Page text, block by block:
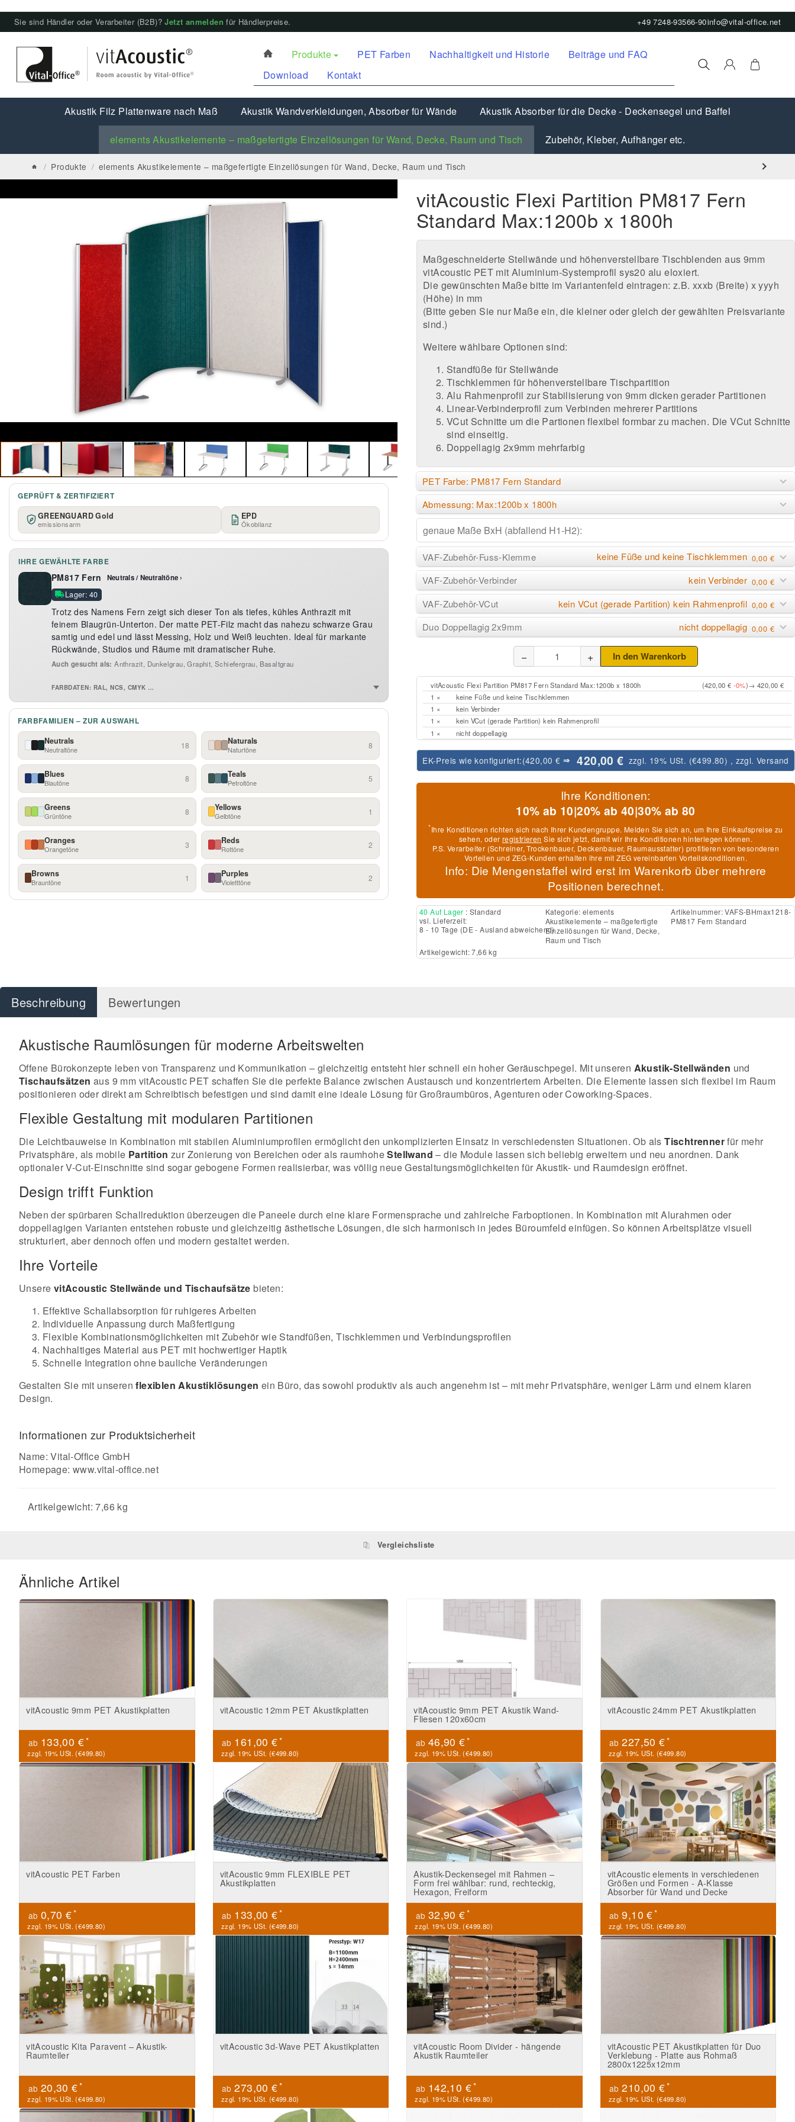
Sie sind Händler oder Verarbeiter (B2B)?Jetzt anmelden für Händlerpreise. +49 7248-93566-90info@vital-office.net
Produkte PET Farben Nachhaltigkeit und Historie
Beiträge und FAQ
Download
Kontakt
Akustik Filz Plattenware nach Maß Akustik Wandverkleidungen, Absorber für Wände Akustik Absorber für die Decke - Deckensegel und Baffel
elements Akustikelemente – maßgefertigte Einzellösungen für Wand, Decke, Raum und Tisch Zubehör, Kleber, Aufhänger etc.
/ Produkte / elements Akustikelemente – maßgefertigte Einzellösungen für Wand, Decke, Raum und Tisch
GEPRÜFT & ZERTIFIZIERT
GREENGUARD Gold
emissionsarm
EPD
Ökobilanz
IHRE GEWÄHLTE FARBE
PM817 Fern Neutrals / Neutraltöne ›
Lager: 40
Trotz des Namens Fern zeigt sich dieser Ton als tiefes, kühles Anthrazit mit
feinem Blaugrün-Unterton. Der matte PET-Filz macht das nahezu schwarze Grau
samtig und edel und lässt Messing, Holz und Weiß leuchten. Ideal für markante
Rückwände, Studios und Räume mit dramatischer Ruhe.
Auch gesucht als: Anthrazit, Dunkelgrau, Graphit, Schiefergrau, Basaltgrau
FARBDATEN: RAL, NCS, CMYK …
FARBFAMILIEN – ZUR AUSWAHL
Neutrals
Neutraltöne 18 Naturals
Naturtöne 8
Blues
Blautöne 8 Teals
Petroltöne 5
Greens
Grüntöne 8 Yellows
Gelbtöne 1
Oranges
Orangetöne 3 Reds
Rottöne 2
Browns
Brauntöne 1 Purples
Violetttöne 2
vitAcoustic Flexi Partition PM817 Fern
Standard Max:1200b x 1800h
Maßgeschneiderte Stellwände und höhenverstellbare Tischblenden aus 9mm
vitAcoustic PET mit Aluminium-Systemprofil sys20 alu eloxiert.
Die gewünschten Maße bitte im Variantenfeld eintragen: z.B. xxxb (Breite) x yyyh
(Höhe) in mm
(Bitte geben Sie nur Maße ein, die kleiner oder gleich der gewählten Preisvariante
sind.)
Weitere wählbare Optionen sind:
Standfüße für Stellwände
Tischklemmen für höhenverstellbare Tischpartition
Alu Rahmenprofil zur Stabilisierung von 9mm dicken gerader Partitionen
Linear-Verbinderprofil zum Verbinden mehrerer Partitions
VCut Schnitte um die Partionen flexibel formbar zu machen. Die VCut Schnitte
sind einseitig.
Doppellagig 2x9mm mehrfarbig
PET Farbe: PM817 Fern Standard
Abmessung: Max:1200b x 1800h
VAF-Zubehör-Fuss-Klemme keine Füße und keine Tischklemmen 0,00 €
VAF-Zubehör-Verbinder kein Verbinder 0,00 €
VAF-Zubehör-VCut kein VCut (gerade Partition) kein Rahmenprofil 0,00 €
Duo Doppellagig 2x9mm nicht doppellagig 0,00 €
vitAcoustic Flexi Partition PM817 Fern Standard Max:1200b x 1800h (420,00 € -0%)→ 420,00 €
1 ×
keine Füße und keine Tischklemmen
1 ×
kein Verbinder
1 ×
kein VCut (gerade Partition) kein Rahmenprofil
1 ×
nicht doppellagig
EK-Preis wie konfiguriert:(420,00 € ⇒ 420,00 € zzgl. 19% USt. (€499.80) , zzgl. Versand
− + In den Warenkorb
Ihre Konditionen:
10% ab 10|20% ab 40|30% ab 80
*Ihre Konditionen richten sich nach Ihrer Kundengruppe. Melden Sie sich an, um Ihre Einkaufspreise zu
sehen, oder registrieren Sie sich jetzt, damit wir Ihre Konditionen hinterlegen können.
P.S. Verarbeiter (Schreiner, Trockenbauer, Deckenbauer, Raumausstatter) profitieren von besonderen
Vorteilen und ZEG-Kunden erhalten ihre mit ZEG vereinbarten Vorteilskonditionen.
Info: Die Mengenstaffel wird erst im Warenkorb über mehrere
Positionen berechnet.
40 Auf Lager : Standard
vsl. Lieferzeit:
8 - 10 Tage (DE - Ausland abweichend)
Kategorie:elements
Akustikelemente – maßgefertigte
Einzellösungen für Wand, Decke,
Raum und Tisch
Artikelnummer: VAFS-BHmax1218-
PM817 Fern Standard
Artikelgewicht: 7,66 kg
Beschreibung Bewertungen
Akustische Raumlösungen für moderne Arbeitswelten
Offene Bürokonzepte leben von Transparenz und Kommunikation – gleichzeitig entsteht hier schnell ein hoher Geräuschpegel. Mit unseren Akustik-Stellwänden und
Tischaufsätzen aus 9 mm vitAcoustic PET schaffen Sie die perfekte Balance zwischen Austausch und konzentriertem Arbeiten. Die Elemente lassen sich flexibel im Raum
positionieren oder direkt am Schreibtisch befestigen und sind damit eine ideale Lösung für Großraumbüros, Agenturen oder Coworking-Spaces.
Flexible Gestaltung mit modularen Partitionen
Die Leichtbauweise in Kombination mit stabilen Aluminiumprofilen ermöglicht den unkomplizierten Einsatz in verschiedensten Situationen. Ob alsTischtrennerfür mehr
Privatsphäre, als mobile Partition zur Zonierung von Bereichen oder als raumhoheStellwand – die Module lassen sich beliebig erweitern und neu anordnen. Dank
optionaler V-Cut-Einschnitte sind sogar gebogene Formen realisierbar, was völlig neue Gestaltungsmöglichkeiten für Akustik- und Raumdesign eröffnet.
Design trifft Funktion
Neben der spürbaren Schallreduktion überzeugen die Paneele durch eine klare Formensprache und zahlreiche Farboptionen. In Kombination mit Alurahmen oder
doppellagigen Varianten entstehen robuste und gleichzeitig ästhetische Lösungen, die sich harmonisch in jedes Büroumfeld einfügen. So können Arbeitsplätze visuell
strukturiert, aber dennoch offen und modern gestaltet werden.
Ihre Vorteile
Unsere vitAcoustic Stellwände und Tischaufsätze bieten:
Effektive Schallabsorption für ruhigeres Arbeiten
Individuelle Anpassung durch Maßfertigung
Flexible Kombinationsmöglichkeiten mit Zubehör wie Standfüßen, Tischklemmen und Verbindungsprofilen
Nachhaltiges Material aus PET mit hochwertiger Haptik
Schnelle Integration ohne bauliche Veränderungen
Gestalten Sie mit unserenflexiblen Akustiklösungen ein Büro, das sowohl produktiv als auch angenehm ist – mit mehr Privatsphäre, weniger Lärm und einem klaren
Design.
Informationen zur Produktsicherheit
Name: Vital-Office GmbH
Homepage:www.vital-office.net
Artikelgewicht: 7,66 kg
Vergleichsliste
Ähnliche Artikel
vitAcoustic 9mm PET Akustikplatten
ab 133,00 €*
zzgl. 19% USt. (€499.80)
vitAcoustic 12mm PET Akustikplatten
ab 161,00 €*
zzgl. 19% USt. (€499.80)
vitAcoustic 9mm PET Akustik Wand-
Fliesen 120x60cm
ab 46,90 €*
zzgl. 19% USt. (€499.80)
vitAcoustic 24mm PET Akustikplatten
ab 227,50 €*
zzgl. 19% USt. (€499.80)
vitAcoustic PET Farben
ab 0,70 €*
zzgl. 19% USt. (€499.80)
vitAcoustic 9mm FLEXIBLE PET
Akustikplatten
ab 133,00 €*
zzgl. 19% USt. (€499.80)
Akustik-Deckensegel mit Rahmen –
Form frei wählbar: rund, rechteckig,
Hexagon, Freiform
ab 32,90 €*
zzgl. 19% USt. (€499.80)
vitAcoustic elements in verschiedenen
Größen und Formen - A-Klasse
Absorber für Wand und Decke
ab 9,10 €*
zzgl. 19% USt. (€499.80)
vitAcoustic Kita Paravent – Akustik-
Raumteiler
ab 20,30 €*
zzgl. 19% USt. (€499.80)
vitAcoustic 3d-Wave PET Akustikplatten
ab 273,00 €*
zzgl. 19% USt. (€499.80)
vitAcoustic Room Divider - hängende
Akustik Raumteiler
ab 142,10 €*
zzgl. 19% USt. (€499.80)
vitAcoustic PET Akustikplatten für Duo
Verklebung - Platte aus Rohmaß
2800x1225x12mm
ab 210,00 €*
zzgl. 19% USt. (€499.80)